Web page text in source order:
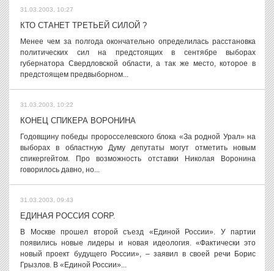
31.03.2003, 10:27
КТО СТАНЕТ ТРЕТЬЕЙ СИЛОЙ ?
Менее чем за полгода окончательно определилась расстановка
политических сил на предстоящих в сентябре выборах
губернатора Свердловской области, а так же место, которое в
предстоящем предвыборном...
31.03.2003, 10:22
КОНЕЦ CПИКЕРА ВОРОНИНА
Годовщину победы проросселевского блока «За родной Урал» на
выборах в областную Думу депутаты могут отметить новым
спикергейтом. Про возможность отставки Николая Воронина
говорилось давно, но...
31.03.2003, 09:43
ЕДИНАЯ РОССИЯ CORP.
В Москве прошел второй съезд «Единой России». У партии
появились новые лидеры и новая идеология. «Фактически это
новый проект будущего России», – заявил в своей речи Борис
Грызлов. В «Единой России»...